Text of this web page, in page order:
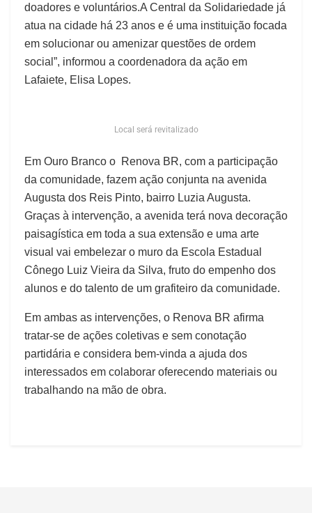
doadores e voluntários.A Central da Solidariedade já
atua na cidade há 23 anos e é uma instituição focada
em solucionar ou amenizar questões de ordem
social”, informou a coordenadora da ação em
Lafaiete, Elisa Lopes.
Local será revitalizado
Em Ouro Branco o Renova BR, com a participação
da comunidade, fazem ação conjunta na avenida
Augusta dos Reis Pinto, bairro Luzia Augusta.
Graças à intervenção, a avenida terá nova decoração
paisagística em toda a sua extensão e uma arte
visual vai embelezar o muro da Escola Estadual
Cônego Luiz Vieira da Silva, fruto do empenho dos
alunos e do talento de um grafiteiro da comunidade.
Em ambas as intervenções, o Renova BR afirma
tratar-se de ações coletivas e sem conotação
partidária e considera bem-vinda a ajuda dos
interessados em colaborar oferecendo materiais ou
trabalhando na mão de obra.